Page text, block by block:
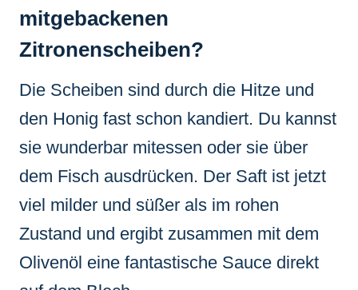
mitgebackenen
Zitronenscheiben?
Die Scheiben sind durch die Hitze und
den Honig fast schon kandiert. Du kannst
sie wunderbar mitessen oder sie über
dem Fisch ausdrücken. Der Saft ist jetzt
viel milder und süßer als im rohen
Zustand und ergibt zusammen mit dem
Olivenöl eine fantastische Sauce direkt